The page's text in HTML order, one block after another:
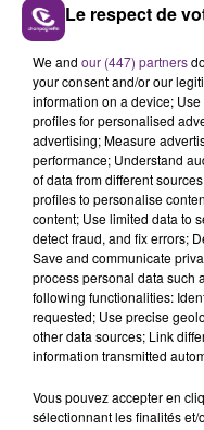
LE MAGASIN
SES PORTES
C'était l'une des
rémois. Le
fermer ses portes.
TITRES
11h44
11h44
Le respect de
We and our (447) partners
your consent and/or our
information on a device;
profiles for personalised
advertising; Measure
performance; Understand
of data from different
profiles to personalise
content; Use limited data to
detect fraud, and fix errors;
Save and communicate
process personal data such
following functionalities:
requested; Use precise
other data sources; Link
information transmitted
Vous pouvez accepter en
sélectionnant les finalités